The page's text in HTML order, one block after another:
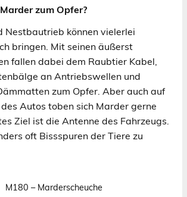
zum Opfer?
Nestbautrieb können vielerlei
bringen. Mit seinen äußerst
fallen dabei dem Raubtier Kabel,
an Antriebswellen und
zum Opfer. Aber auch auf
Autos toben sich Marder gerne
Ziel ist die Antenne des Fahrzeugs.
oft Bissspuren der Tiere zu
M180 – Marderscheuche